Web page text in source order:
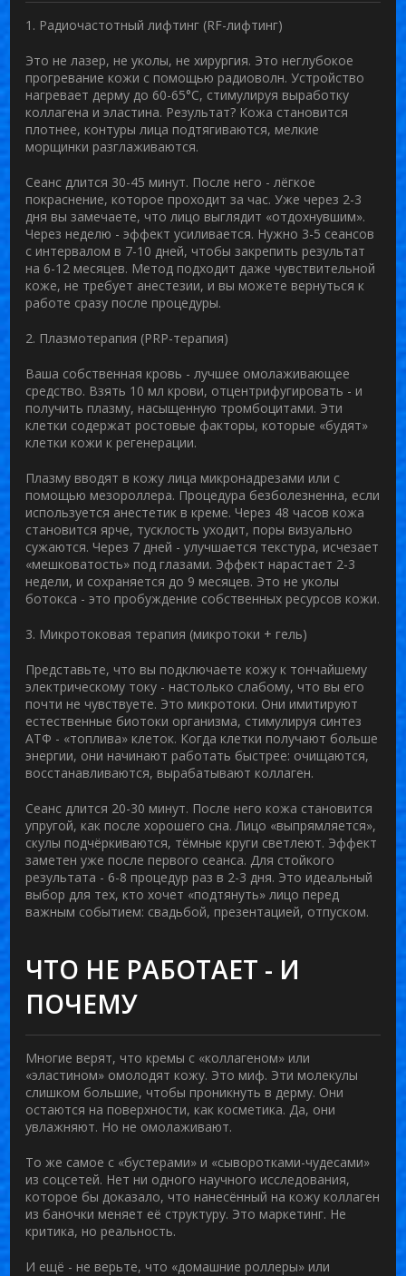
1. Радиочастотный лифтинг (RF-лифтинг)
Это не лазер, не уколы, не хирургия. Это неглубокое
прогревание кожи с помощью радиоволн. Устройство
нагревает дерму до 60-65°C, стимулируя выработку
коллагена и эластина. Результат? Кожа становится
плотнее, контуры лица подтягиваются, мелкие
морщинки разглаживаются.
Сеанс длится 30-45 минут. После него - лёгкое
покраснение, которое проходит за час. Уже через 2-3
дня вы замечаете, что лицо выглядит «отдохнувшим».
Через неделю - эффект усиливается. Нужно 3-5 сеансов
с интервалом в 7-10 дней, чтобы закрепить результат
на 6-12 месяцев. Метод подходит даже чувствительной
коже, не требует анестезии, и вы можете вернуться к
работе сразу после процедуры.
2. Плазмотерапия (PRP-терапия)
Ваша собственная кровь - лучшее омолаживающее
средство. Взять 10 мл крови, отцентрифугировать - и
получить плазму, насыщенную тромбоцитами. Эти
клетки содержат ростовые факторы, которые «будят»
клетки кожи к регенерации.
Плазму вводят в кожу лица микронадрезами или с
помощью мезороллера. Процедура безболезненна, если
используется анестетик в креме. Через 48 часов кожа
становится ярче, тусклость уходит, поры визуально
сужаются. Через 7 дней - улучшается текстура, исчезает
«мешковатость» под глазами. Эффект нарастает 2-3
недели, и сохраняется до 9 месяцев. Это не уколы
ботокса - это пробуждение собственных ресурсов кожи.
3. Микротоковая терапия (микротоки + гель)
Представьте, что вы подключаете кожу к тончайшему
электрическому току - настолько слабому, что вы его
почти не чувствуете. Это микротоки. Они имитируют
естественные биотоки организма, стимулируя синтез
АТФ - «топлива» клеток. Когда клетки получают больше
энергии, они начинают работать быстрее: очищаются,
восстанавливаются, вырабатывают коллаген.
Сеанс длится 20-30 минут. После него кожа становится
упругой, как после хорошего сна. Лицо «выпрямляется»,
скулы подчёркиваются, тёмные круги светлеют. Эффект
заметен уже после первого сеанса. Для стойкого
результата - 6-8 процедур раз в 2-3 дня. Это идеальный
выбор для тех, кто хочет «подтянуть» лицо перед
важным событием: свадьбой, презентацией, отпуском.
ЧТО НЕ РАБОТАЕТ - И
ПОЧЕМУ
Многие верят, что кремы с «коллагеном» или
«эластином» омолодят кожу. Это миф. Эти молекулы
слишком большие, чтобы проникнуть в дерму. Они
остаются на поверхности, как косметика. Да, они
увлажняют. Но не омолаживают.
То же самое с «бустерами» и «сыворотками-чудесами»
из соцсетей. Нет ни одного научного исследования,
которое бы доказало, что нанесённый на кожу коллаген
из баночки меняет её структуру. Это маркетинг. Не
критика, но реальность.
И ещё - не верьте, что «домашние роллеры» или